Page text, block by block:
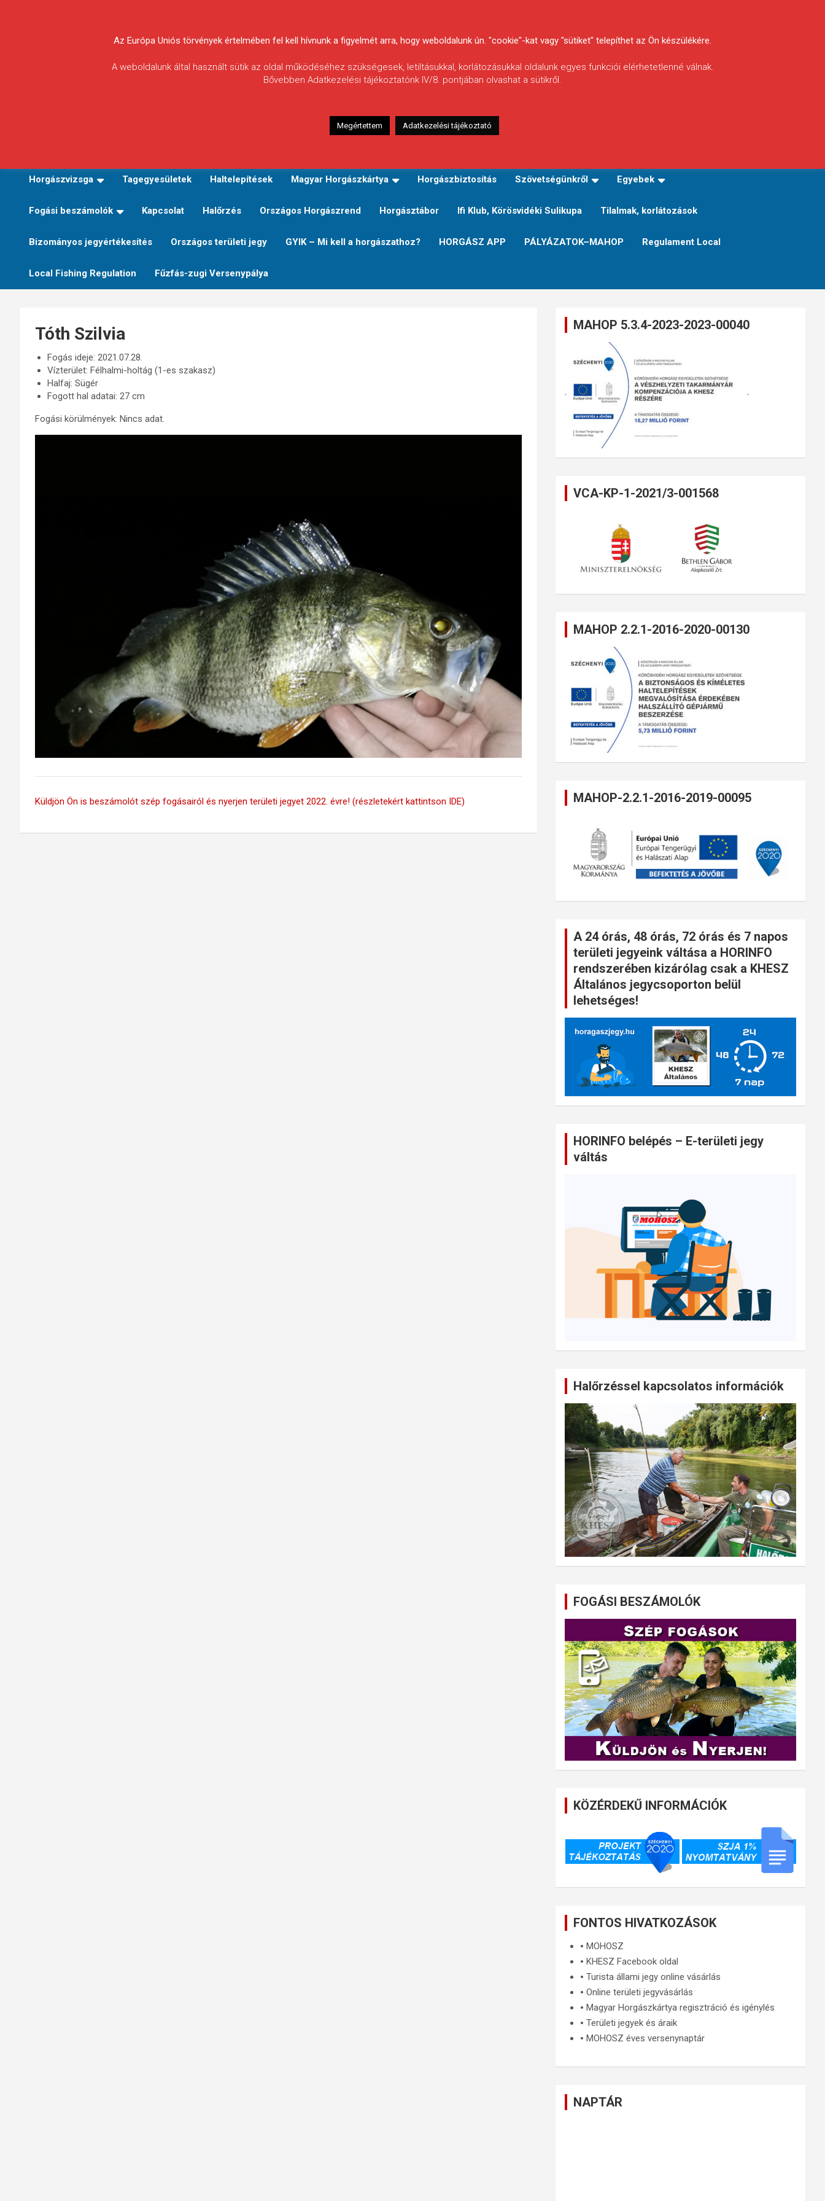
Körösvidéki Horgász
Egyesületek
Horgászvizsga Tagegyesületek Haltelepítések Magyar Horgászkártya Horgászbiztosítás Szövetségünkről Egyebek
Fogási beszámolók Kapcsolat Halőrzés Országos Horgászrend Horgásztábor Ifi Klub, Körösvidéki Sulikupa Tilalmak, korlátozások
Bizományos jegyértékesítés Országos területi jegy GYIK – Mi kell a horgászathoz? HORGÁSZ APP PÁLYÁZATOK–MAHOP Regulament Local
Local Fishing Regulation Fűzfás-zugi Versenypálya
Tóth Szilvia
Fogás ideje: 2021.07.28.
Vízterület: Félhalmi-holtág (1-es szakasz)
Halfaj: Sügér
Fogott hal adatai: 27 cm
Fogási körülmények: Nincs adat.
Küldjön Ön is beszámolót szép fogásairól és nyerjen területi jegyet 2022. évre! (részletekért kattintson IDE)
MAHOP 5.3.4-2023-2023-00040
VCA-KP-1-2021/3-001568
MAHOP 2.2.1-2016-2020-00130
MAHOP-2.2.1-2016-2019-00095
A 24 órás, 48 órás, 72 órás és 7 napos
területi jegyeink váltása a HORINFO
rendszerében kizárólag csak a KHESZ
Általános jegycsoporton belül
lehetséges!
HORINFO belépés – E-területi jegy
váltás
Halőrzéssel kapcsolatos információk
FOGÁSI BESZÁMOLÓK
KÖZÉRDEKŰ INFORMÁCIÓK
FONTOS HIVATKOZÁSOK
🞄MOHOSZ
🞄KHESZ Facebook oldal
🞄Turista állami jegy online vásárlás
🞄Online területi jegyvásárlás
🞄Magyar Horgászkártya regisztráció és igénylés
🞄Területi jegyek és áraik
🞄MOHOSZ éves versenynaptár
NAPTÁR
Az Európa Uniós törvények értelmében fel kell hívnunk a figyelmét arra, hogy weboldalunk ún. "cookie"-kat vagy "sütiket" telepíthet az Ön készülékére.
A weboldalunk által használt sütik az oldal működéséhez szükségesek, letiltásukkal, korlátozásukkal oldalunk egyes funkciói elérhetetlenné válnak.
Bővebben Adatkezelési tájékoztatónk IV/8. pontjában olvashat a sütikről.
Megértettem Adatkezelési tájékoztató